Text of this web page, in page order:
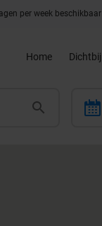
per week beschikbaar
Home Dichtbij
calendar